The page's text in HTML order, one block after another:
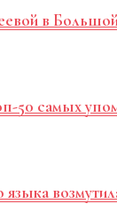
в Большой
50 самых